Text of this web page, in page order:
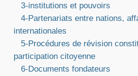
3-institutions et pouvoirs
4-Partenariats entre nations,
internationales
5-Procédures de révision
participation citoyenne
6-Documents fondateurs